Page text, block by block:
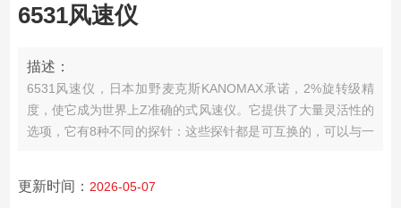
6531风速仪
描述：
6531风速仪，日本加野麦克斯KANOMAX承诺，2%旋转级精
度，使它成为世界上Z准确的式风速仪。它提供了大量灵活性的
选项，它有8种不同的探针：这些探针都是可互换的，可以与一
更新时间： 2026-05-07